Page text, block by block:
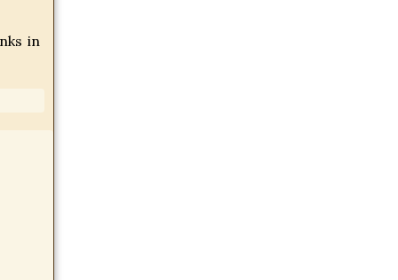
in